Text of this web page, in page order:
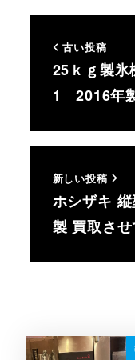
古い投稿
25ｋｇ製
1 2016年
新しい投稿
ホシザキ
製 買取さ